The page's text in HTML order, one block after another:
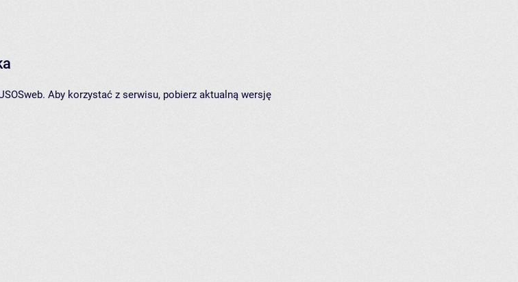
Aby korzystać z serwisu, pobierz aktualną wersję